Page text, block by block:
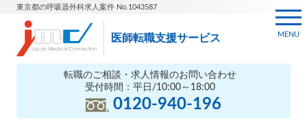
東京都の呼吸器外科求人案件 No.1043587
医師転職支援サービス
転職のご相談・求人情報のお問い合わせ
受付時間：平日/10:00～18:00
0120-940-196
MENU